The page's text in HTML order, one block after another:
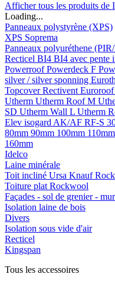
Afficher tous les produits de
Loading...
Panneaux polystyrène (XPS)
XPS Soprema
Panneaux polyuréthene
Recticel BI4 BI4 avec pente
PowerroofPowerdeck F
silver / silver sponning
TopcoverRectivent Euroroof
Utherm Utherm Roof M
SD Utherm Wall L Utherm
Elev isogard AK/AF RF-S
80mm 90mm 100mm 110mm
160mm
Idelco
Laine minérale
Toit incliné Ursa Knauf
Toiture plat Rockwool
Façades - sol de grenier -
Isolation laine de bois
Divers
Isolation sous vide d'air
Recticel
Kingspan
Tous les accessoires